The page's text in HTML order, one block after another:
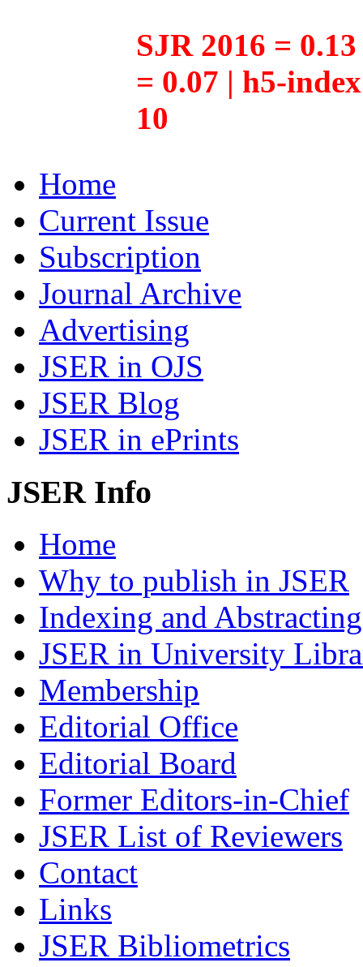
SJR 2016 =
= 0.07 | h5-
10
Home
Current Issue
Subscription
Journal Archive
Advertising
JSER in OJS
JSER Blog
JSER in ePrints
JSER Info
Home
Why to publish in JSER
Indexing and Abstracting
JSER in University
Membership
Editorial Office
Editorial Board
Former Editors-in-Chief
JSER List of Reviewers
Contact
Links
JSER Bibliometrics